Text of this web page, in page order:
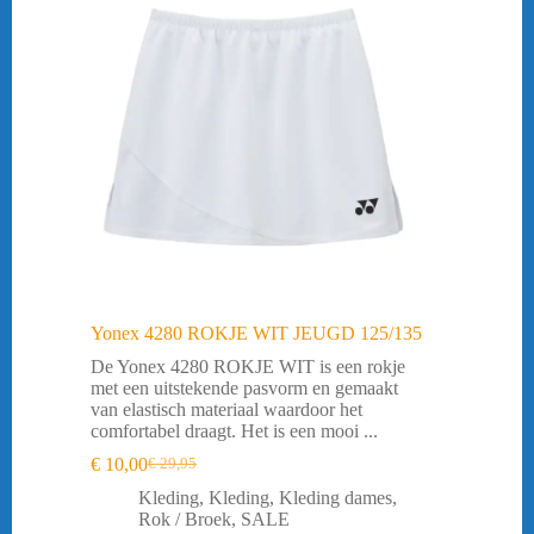
Yonex 4280 ROKJE WIT JEUGD 125/135
De Yonex 4280 ROKJE WIT is een rokje
met een uitstekende pasvorm en gemaakt
van elastisch materiaal waardoor het
comfortabel draagt. Het is een mooi ...
€29,95
Oorspronkelijke
prijs
was:
€ 10,00Huidige
prijs
is:
Kleding, Kleding, Kleding dames,
Rok / Broek, SALE